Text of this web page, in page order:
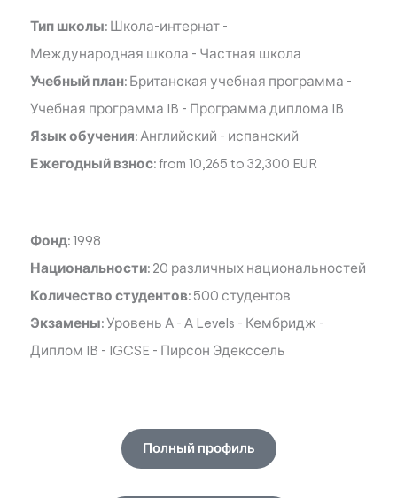
Тип школы: Школа-интернат -
Международная школа - Частная школа
Учебный план: Британская учебная программа -
Учебная программа IB - Программа диплома IB
Язык обучения: Английский - испанский
Ежегодный взнос: from 10,265 to 32,300 EUR
Фонд: 1998
Национальности: 20 различных национальностей
Количество студентов: 500 студентов
Экзамены: Уровень А - A Levels - Кембридж -
Диплом IB - IGCSE - Пирсон Эдекссель
Полный профиль